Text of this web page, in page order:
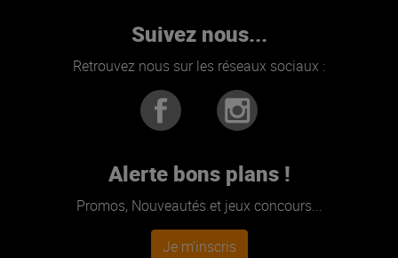
Suivez nous...
Retrouvez nous sur les réseaux sociaux :
Alerte bons plans !
Promos, Nouveautés et jeux concours...
Je m'inscris